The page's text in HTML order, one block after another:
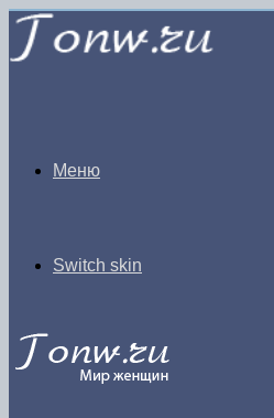
Меню
Switch skin